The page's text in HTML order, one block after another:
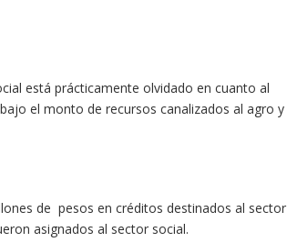
está prácticamente olvidado en cuanto al
el monto de recursos canalizados al agro y
de pesos en créditos destinados al sector
asignados al sector social.